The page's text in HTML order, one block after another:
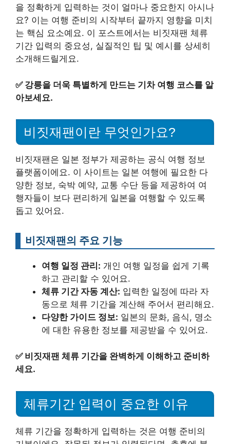
을 정확하게 입력하는 것이 얼마나 중요한지 아시나
요? 이는 여행 준비의 시작부터 끝까지 영향을 미치
는 핵심 요소예요. 이 포스트에서는 비짓재팬 체류
기간 입력의 중요성, 실질적인 팁 및 예시를 상세히
소개해드릴게요.
✅ 강릉을 더욱 특별하게 만드는 기차 여행 코스를 알
아보세요.
비짓재팬이란 무엇인가요?
비짓재팬은 일본 정부가 제공하는 공식 여행 정보
플랫폼이에요. 이 사이트는 일본 여행에 필요한 다
양한 정보, 숙박 예약, 교통 수단 등을 제공하여 여
행자들이 보다 편리하게 일본을 여행할 수 있도록
돕고 있어요.
비짓재팬의 주요 기능
여행 일정 관리: 개인 여행 일정을 쉽게 기록
하고 관리할 수 있어요.
체류 기간 자동 계산: 입력한 일정에 따라 자
동으로 체류 기간을 계산해 주어서 편리해요.
다양한 가이드 정보: 일본의 문화, 음식, 명소
에 대한 유용한 정보를 제공받을 수 있어요.
✅ 비짓재팬 체류 기간을 완벽하게 이해하고 준비하
세요.
체류기간 입력이 중요한 이유
체류 기간을 정확하게 입력하는 것은 여행 준비의